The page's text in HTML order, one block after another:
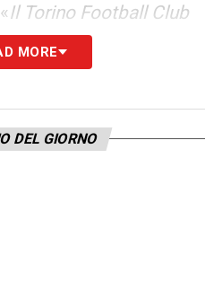
Il Torino Football Club
esami strumentali cui
Adams, Ismajli e
retto femorale della
MORE
DEL GIORNO